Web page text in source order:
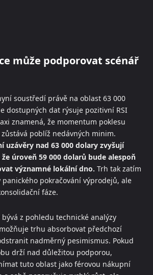
může podporovat scénář
soustředí právě na oblast 63 000
dostupných dat rýsuje pozitivní RSI
znamená, že momentum poklesu
poblíž nedávných minim.
uzávěry nad 63 000 dolary zvyšují
úroveň 59 000 dolarů bude alespoň
významné lokální dno. Trh tak zatím
panického pokračování výprodejů, ale
fáze.
bývá z pohledu technické analýzy
trhu absorbovat předchozí
nadměrný pesimismus. Pokud
drží nad důležitou podporou,
tuto oblast jako férovou nákupní